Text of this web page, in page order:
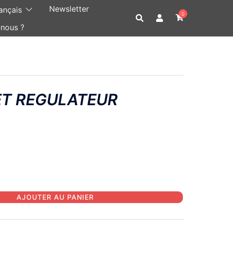
Newsletter
?
0
REGULATEUR
AJOUTER AU PANIER